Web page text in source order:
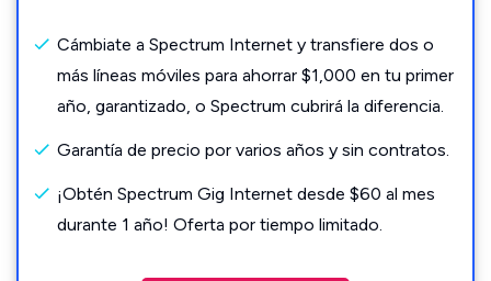
Cámbiate a Spectrum Internet y transfiere dos o
más líneas móviles para ahorrar $1,000 en tu primer
año, garantizado, o Spectrum cubrirá la diferencia.
Garantía de precio por varios años y sin contratos.
¡Obtén Spectrum Gig Internet desde $60 al mes
durante 1 año! Oferta por tiempo limitado.